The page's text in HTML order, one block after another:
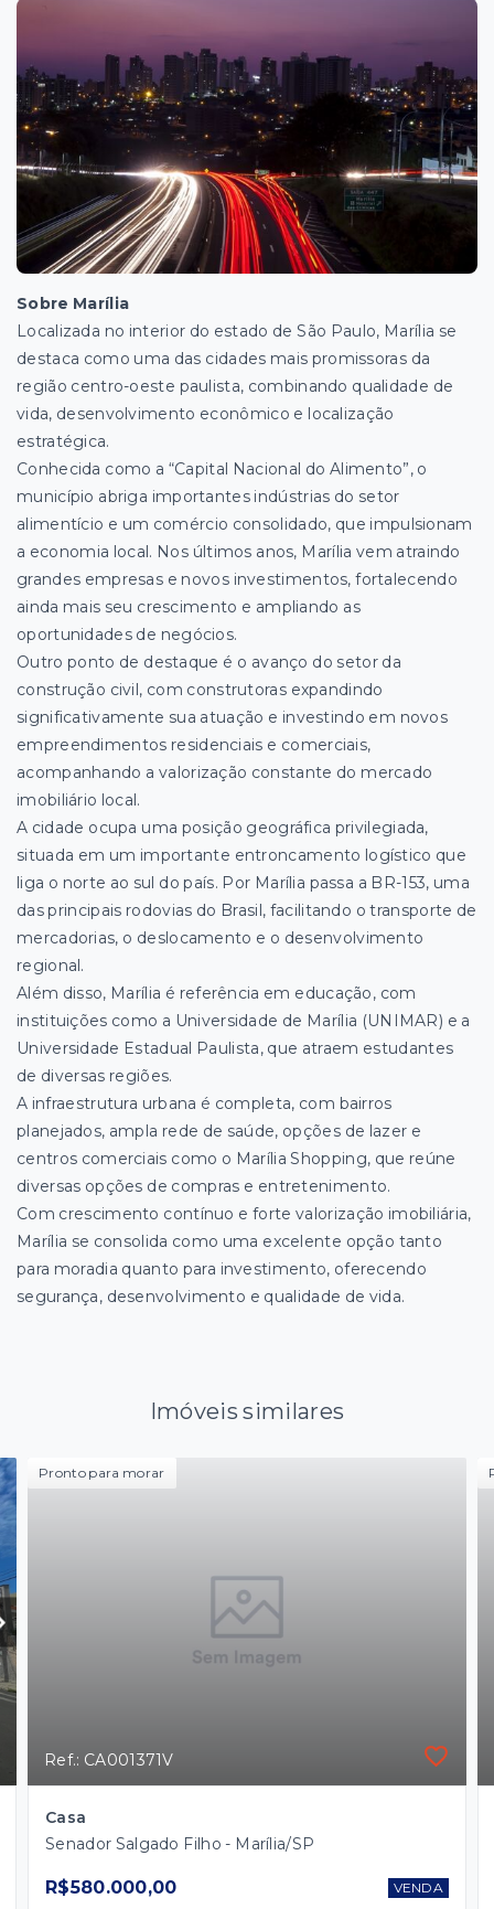
Sobre Marília
Localizada no interior do estado de São Paulo, Marília se
destaca como uma das cidades mais promissoras da
região centro-oeste paulista, combinando qualidade de
vida, desenvolvimento econômico e localização
estratégica.
Conhecida como a “Capital Nacional do Alimento”, o
município abriga importantes indústrias do setor
alimentício e um comércio consolidado, que impulsionam
a economia local. Nos últimos anos, Marília vem atraindo
grandes empresas e novos investimentos, fortalecendo
ainda mais seu crescimento e ampliando as
oportunidades de negócios.
Outro ponto de destaque é o avanço do setor da
construção civil, com construtoras expandindo
significativamente sua atuação e investindo em novos
empreendimentos residenciais e comerciais,
acompanhando a valorização constante do mercado
imobiliário local.
A cidade ocupa uma posição geográfica privilegiada,
situada em um importante entroncamento logístico que
liga o norte ao sul do país. Por Marília passa a BR-153, uma
das principais rodovias do Brasil, facilitando o transporte de
mercadorias, o deslocamento e o desenvolvimento
regional.
Além disso, Marília é referência em educação, com
instituições como a Universidade de Marília (UNIMAR) e a
Universidade Estadual Paulista, que atraem estudantes
de diversas regiões.
A infraestrutura urbana é completa, com bairros
planejados, ampla rede de saúde, opções de lazer e
centros comerciais como o Marília Shopping, que reúne
diversas opções de compras e entretenimento.
Com crescimento contínuo e forte valorização imobiliária,
Marília se consolida como uma excelente opção tanto
para moradia quanto para investimento, oferecendo
segurança, desenvolvimento e qualidade de vida.
Imóveis similares
Pronto para morar
Ref.: CA001371V
Casa
Senador Salgado Filho - Marília/SP
R$580.000,00 VENDA